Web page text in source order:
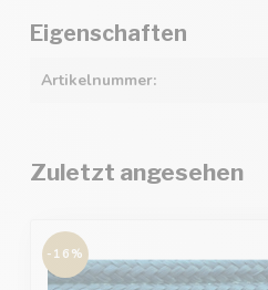
Eigenschaften
Artikelnummer:
Zuletzt angesehen
-16%